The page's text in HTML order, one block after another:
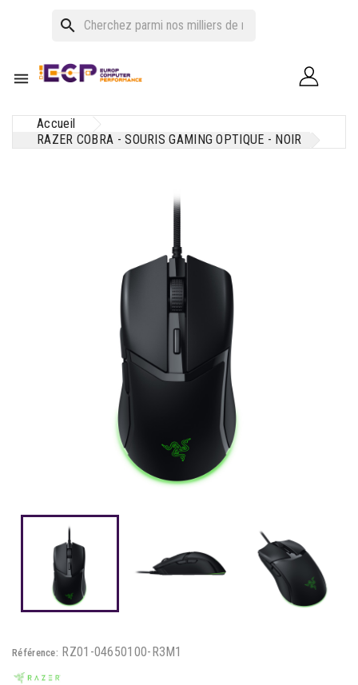
search

Accueil
RAZER COBRA - SOURIS GAMING OPTIQUE - NOIR
Référence: RZ01-04650100-R3M1